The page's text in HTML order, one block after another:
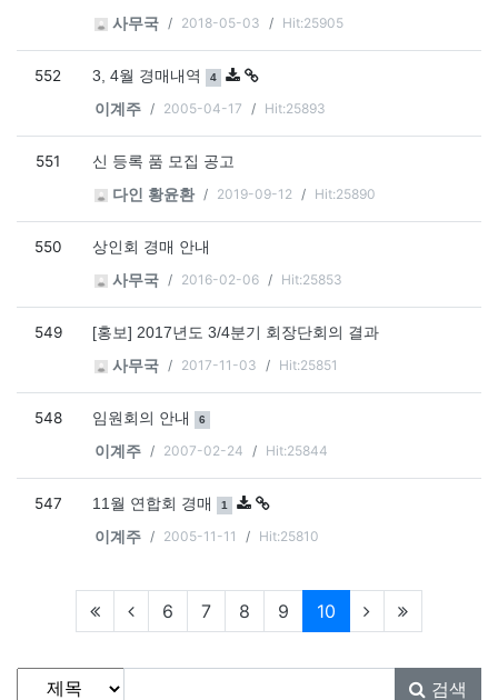
사무국
2018-05-03 Hit:25905
552 3, 4월 경매내역 댓글
4 개
이계주 2005-04-17 Hit:25893
551
신 등록 품 모집 공고
다인 황윤환
2019-09-12 Hit:25890
550
상인회 경매 안내
사무국
2016-02-06 Hit:25853
549
[홍보] 2017년도 3/4분기 회장단회의 결과
사무국
2017-11-03 Hit:25851
548 임원회의 안내 댓글
6
이계주 2007-02-24 Hit:25844
547 11월 연합회 경매 댓글
1 개
이계주 2005-11-11 Hit:25810
6 7 8 9 10 현재페이지
게시물 검색
검색대상
검색어필수 검색